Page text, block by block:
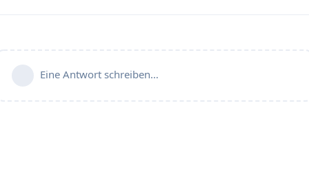
Eine Antwort schreiben…